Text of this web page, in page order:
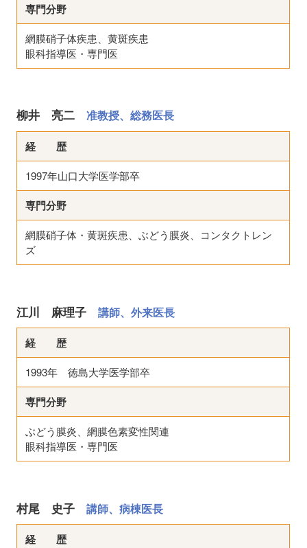
専門分野
網膜硝子体疾患、黄斑疾患
眼科指導医・専門医
柳井 亮二准教授、総務医長
経 歴
1997年山口大学医学部卒
専門分野
網膜硝子体・黄斑疾患、ぶどう膜炎、コンタクトレン
ズ
江川 麻理子講師、外来医長
経 歴
1993年 徳島大学医学部卒
専門分野
ぶどう膜炎、網膜色素変性関連
眼科指導医・専門医
村尾 史子講師、病棟医長
経 歴